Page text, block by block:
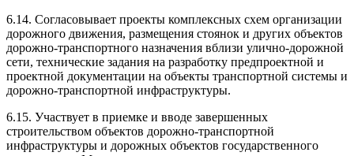
6.14. Согласовывает проекты комплексных схем организации
дорожного движения, размещения стоянок и других объектов
дорожно-транспортного назначения вблизи улично-дорожной
сети, технические задания на разработку предпроектной и
проектной документации на объекты транспортной системы и
дорожно-транспортной инфраструктуры.
6.15. Участвует в приемке и вводе завершенных
строительством объектов дорожно-транспортной
инфраструктуры и дорожных объектов государственного